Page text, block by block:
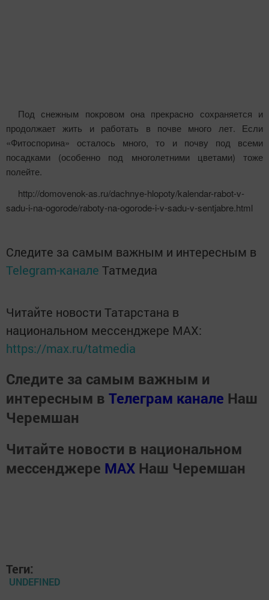
Под снежным покровом она прекрасно сохраняется и
продолжает жить и работать в почве много лет. Если
«Фитоспорина» осталось много, то и почву под всеми
посадками (особенно под многолетними цветами) тоже
полейте.
http://domovenok-as.ru/dachnye-hlopoty/kalendar-rabot-v-
sadu-i-na-ogorode/raboty-na-ogorode-i-v-sadu-v-sentjabre.html
Следите за самым важным и интересным в
Telegram-канале Татмедиа
Читайте новости Татарстана в
национальном мессенджере MАХ:
https://max.ru/tatmedia
Следите за самым важным и
интересным в Телеграм канале Наш
Черемшан
Читайте новости в национальном
мессенджере MАХ Наш Черемшан
Теги:
UNDEFINED